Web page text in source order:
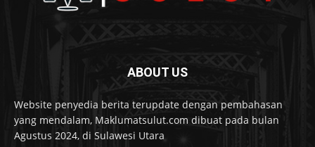
ABOUT US
Website penyedia berita terupdate dengan pembahasan
yang mendalam, Maklumatsulut.com dibuat pada bulan
Agustus 2024, di Sulawesi Utara